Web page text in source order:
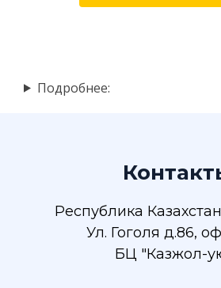
Подробнее:
Республика
Ул. Гоголя д.86,
БЦ "Казжол-